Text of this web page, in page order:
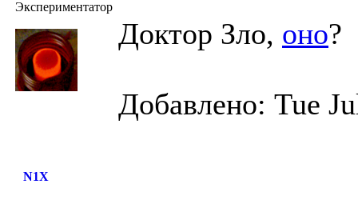
Экспериментатор
Доктор Зло, оно?
Добавлено: Tue
N1X